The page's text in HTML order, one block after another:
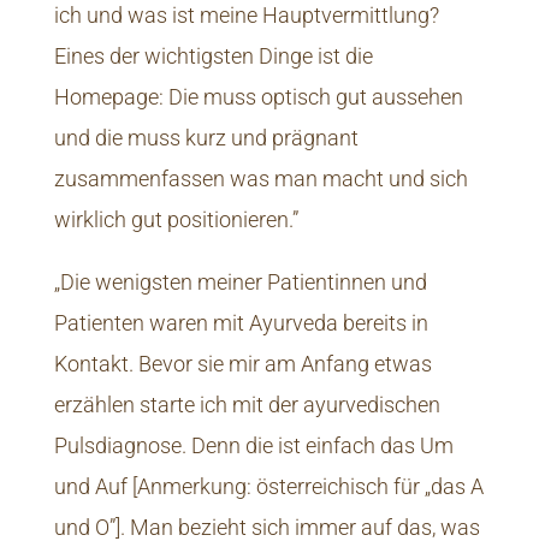
ich und was ist meine Hauptvermittlung?
Eines der wichtigsten Dinge ist die
Homepage: Die muss optisch gut aussehen
und die muss kurz und prägnant
zusammenfassen was man macht und sich
wirklich gut positionieren.”
„Die wenigsten meiner Patientinnen und
Patienten waren mit Ayurveda bereits in
Kontakt. Bevor sie mir am Anfang etwas
erzählen starte ich mit der ayurvedischen
Pulsdiagnose. Denn die ist einfach das Um
und Auf [Anmerkung: österreichisch für „das A
und O”]. Man bezieht sich immer auf das, was